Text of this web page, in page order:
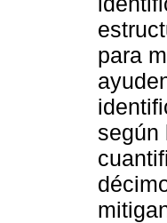
para
según